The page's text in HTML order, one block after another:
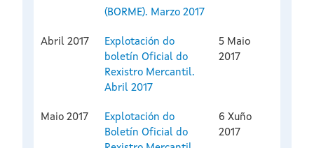
(BORME). Marzo 2017
Abril 2017
Explotación do
boletín Oficial do
Rexistro Mercantil.
Abril 2017
5 Maio
2017
Maio 2017
Explotación do
Boletín Oficial do
6 Xuño
2017